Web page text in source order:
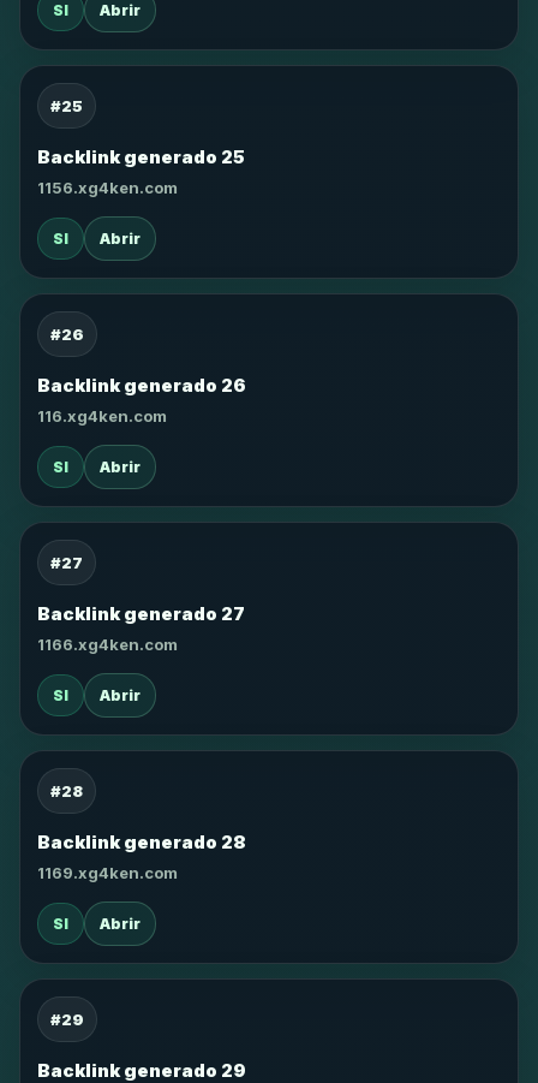
SI Abrir
#25
Backlink generado 25
1156.xg4ken.com
SI Abrir
#26
Backlink generado 26
116.xg4ken.com
SI Abrir
#27
Backlink generado 27
1166.xg4ken.com
SI Abrir
#28
Backlink generado 28
1169.xg4ken.com
SI Abrir
#29
Backlink generado 29